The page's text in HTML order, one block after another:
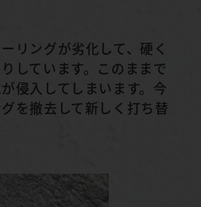
リングが劣化して、硬く
しています。このままで
侵入してしまいます。今
を撤去して新しく打ち替